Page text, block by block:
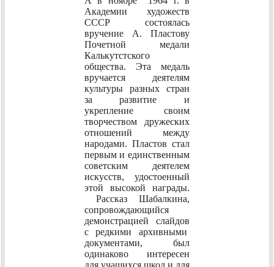
Академии художеств
СССР состоялась
вручение А. Пластову
Почетной медали
Калькутстского
общества. Эта медаль
вручается деятелям
культуры разных стран
за развитие и
укрепление своим
творчеством дружеских
отношений между
народами. Пластов стал
первым и единственным
советским деятелем
искусств, удостоенный
этой высокой награды.
Рассказ Шабалкина,
сопровождающийся
демонстрацией слайдов
с редкими архивными
документами, был
одинаково интересен
для учащихся школ и для